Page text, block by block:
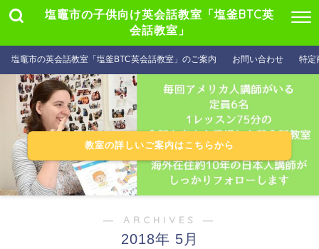
塩竈市の子供向け英会話教室「塩釜BTC英
会話教室」
塩竈市の英会話教室「塩釜BTC英会話教室」のご案内 お問い合わせ 特定
教室の詳しいご案内はこちらから
― ARCHIVES ―
2018年 5月